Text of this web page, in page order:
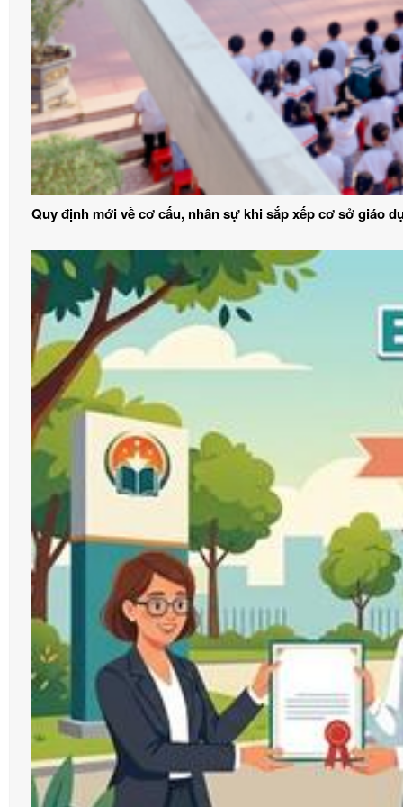
Quy định mới về cơ cấu, nhân sự khi sắp xếp cơ sở giáo